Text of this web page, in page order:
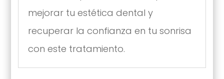
mejorar tu estética dental y
recuperar la confianza en tu sonrisa
con este tratamiento.